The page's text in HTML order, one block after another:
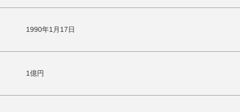
1990年1月17日
1億円